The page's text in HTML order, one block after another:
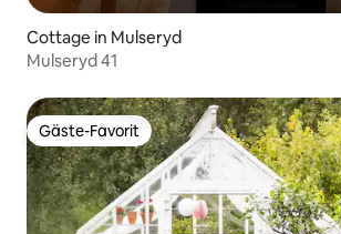
Cottage in Mulseryd
Mulseryd 41
Gäste-Favorit
Gäste-Favorit